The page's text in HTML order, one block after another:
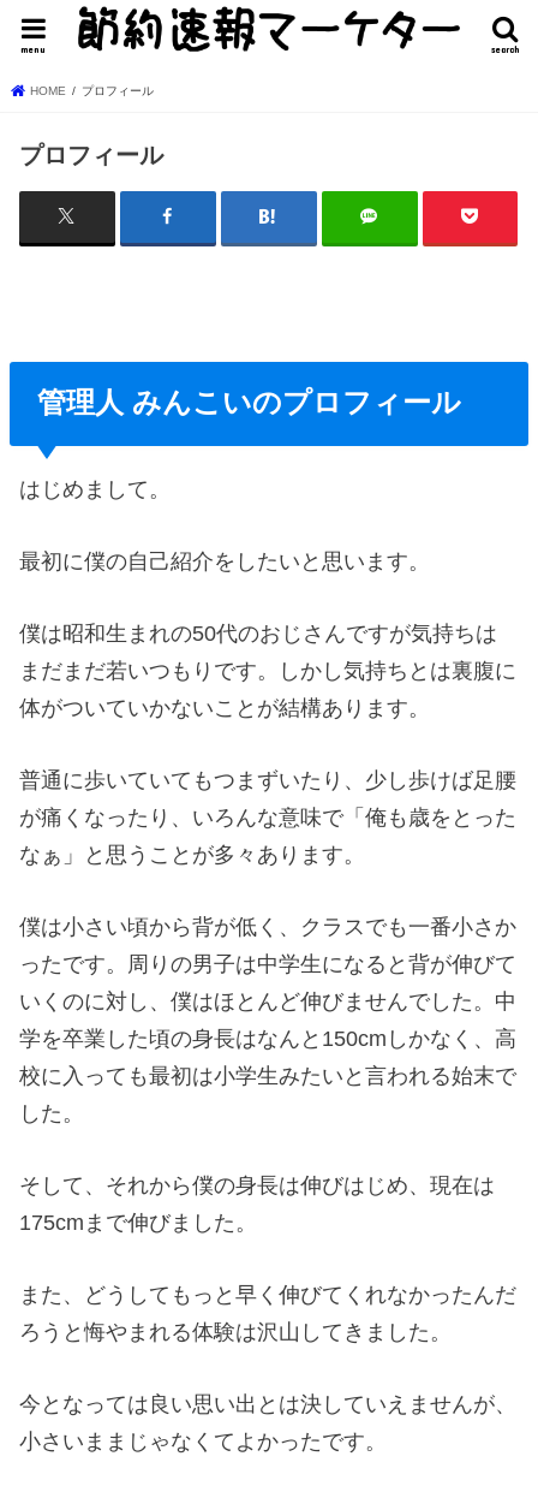
search
menu
HOME プロフィール
プロフィール
管理人 みんこいのプロフィール
はじめまして。
最初に僕の自己紹介をしたいと思います。
僕は昭和生まれの50代のおじさんですが気持ちは
まだまだ若いつもりです。しかし気持ちとは裏腹に
体がついていかないことが結構あります。
普通に歩いていてもつまずいたり、少し歩けば足腰
が痛くなったり、いろんな意味で「俺も歳をとった
なぁ」と思うことが多々あります。
僕は小さい頃から背が低く、クラスでも一番小さか
ったです。周りの男子は中学生になると背が伸びて
いくのに対し、僕はほとんど伸びませんでした。中
学を卒業した頃の身長はなんと150cmしかなく、高
校に入っても最初は小学生みたいと言われる始末で
した。
そして、それから僕の身長は伸びはじめ、現在は
175cmまで伸びました。
また、どうしてもっと早く伸びてくれなかったんだ
ろうと悔やまれる体験は沢山してきました。
今となっては良い思い出とは決していえませんが、
小さいままじゃなくてよかったです。